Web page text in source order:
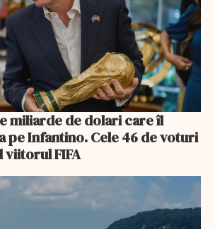
miliarde de dolari care îl
pe Infantino. Cele 46 de voturi
viitorul FIFA